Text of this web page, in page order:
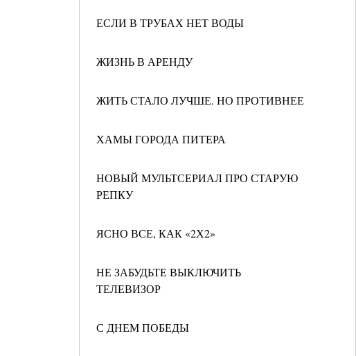
ЕСЛИ В ТРУБАХ НЕТ ВОДЫ
ЖИЗНЬ В АРЕНДУ
ЖИТЬ СТАЛО ЛУЧШЕ. НО ПРОТИВНЕЕ
ХАМЫ ГОРОДА ПИТЕРА
НОВЫЙ МУЛЬТСЕРИАЛ ПРО СТАРУЮ
РЕПКУ
ЯСНО ВСЕ, КАК «2Х2»
НЕ ЗАБУДЬТЕ ВЫКЛЮЧИТЬ
ТЕЛЕВИЗОР
С ДНЕМ ПОБЕДЫ